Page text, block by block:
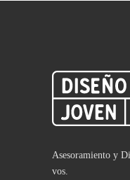
Asesoramiento y
vos.